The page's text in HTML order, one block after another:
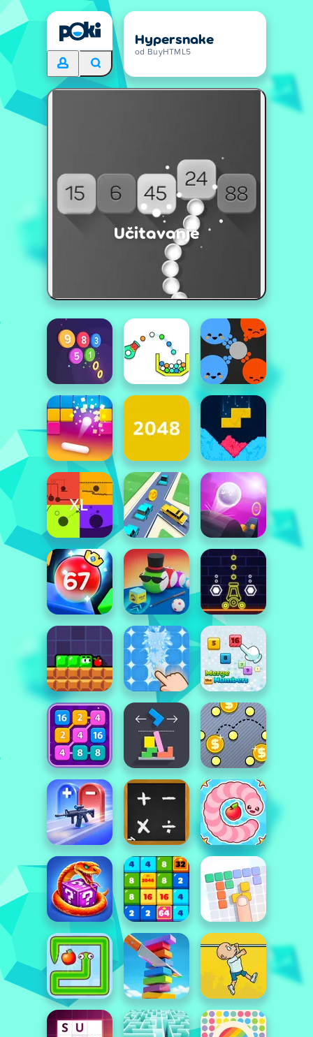
Hypersnake
od BuyHTML5
Učitavanje